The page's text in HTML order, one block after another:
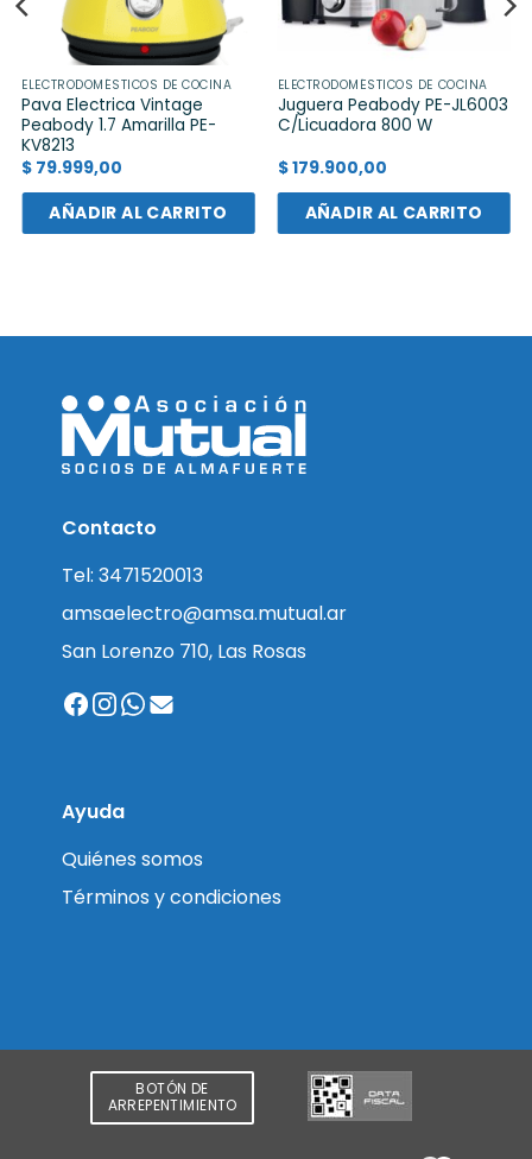
ELECTRODOMÉSTICOS DE COCINA
Pava Electrica Vintage
Peabody 1.7 Amarilla PE-
KV8213
$ 79.999,00
AÑADIR AL CARRITO
ELECTRODOMÉSTICOS DE COCINA
Juguera Peabody PE-JL6003
C/Licuadora 800 W
$179.900,00
AÑADIR AL CARRITO
Contacto
Tel: 3471520013
amsaelectro@amsa.mutual.ar
San Lorenzo 710, Las Rosas
Ayuda
Quiénes somos
Términos y condiciones
BOTÓN DE
ARREPENTIMIENTO